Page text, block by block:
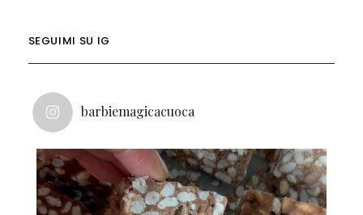
SEGUIMI SU IG
barbiemagicacuoca